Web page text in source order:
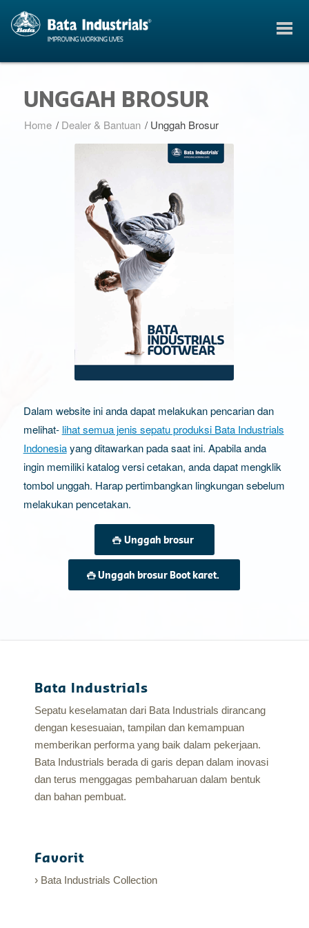
UNGGAH BROSUR
Home / Dealer & Bantuan / Unggah Brosur
Dalam website ini anda dapat melakukan pencarian dan
melihat- lihat semua jenis sepatu produksi Bata Industrials
Indonesiayang ditawarkan pada saat ini. Apabila anda
ingin memiliki katalog versi cetakan, anda dapat mengklik
tombol unggah. Harap pertimbangkan lingkungan sebelum
melakukan pencetakan.
Unggah brosur
Unggah brosur Boot karet.
Bata Industrials
Sepatu keselamatan dari Bata Industrials dirancang
dengan kesesuaian, tampilan dan kemampuan
memberikan performa yang baik dalam pekerjaan.
Bata Industrials berada di garis depan dalam inovasi
dan terus menggagas pembaharuan dalam bentuk
dan bahan pembuat.
Favorit
Bata Industrials Collection